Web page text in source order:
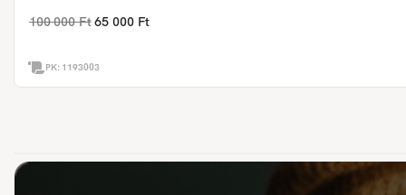
100 000 Ft 65 000 Ft
PK: 1193003